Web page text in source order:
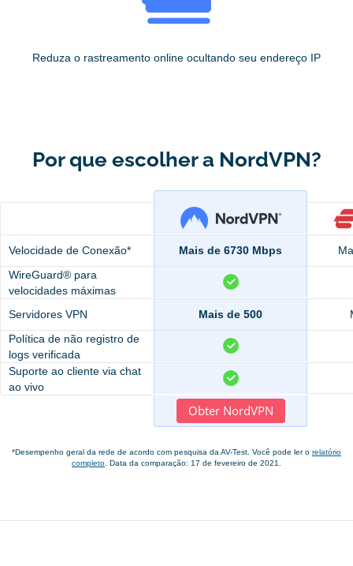
Reduza o rastreamento online ocultando seu endereço IP
Por que escolher a NordVPN?
Velocidade de Conexão* Mais de 6730 Mbps
WireGuard® para
velocidades máximas
Servidores VPN
Mais de 500
Política de não registro de
logs verificada
Suporte ao cliente via chat
ao vivo
Obter NordVPN
*Desempenho geral da rede de acordo com pesquisa da AV-Test. Você pode ler o relatório
completo . Data da comparação: 17 de fevereiro de 2021.